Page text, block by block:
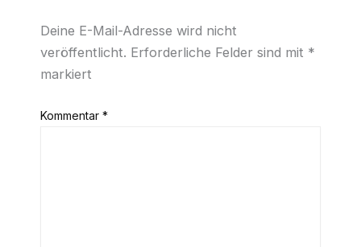
Deine E-Mail-Adresse wird nicht
veröffentlicht. Erforderliche Felder sind mit *
markiert
Kommentar *